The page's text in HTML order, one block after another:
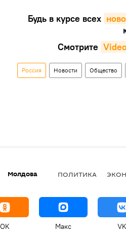
Будь в курсе всех
Смотрите
Россия Новости Общество
Молдова ПОЛИТИКА
OK Макс VK